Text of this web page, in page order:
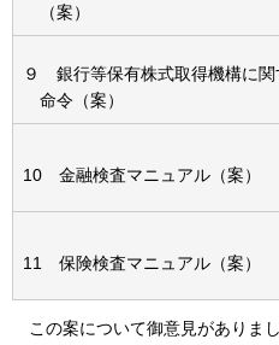
（案）
９ 銀行等保有株式取得機構に関
命令（案）
10 金融検査マニュアル（案）
11 保険検査マニュアル（案）
この案について御意見がありま